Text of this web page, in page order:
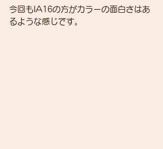
今回もIA16の方がカラーの面白さはあ
るような感じです。